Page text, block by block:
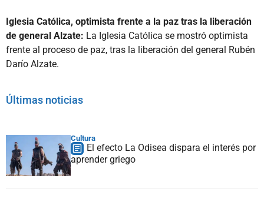
Iglesia Católica, optimista frente a la paz tras la liberación
de general Alzate: La Iglesia Católica se mostró optimista
frente al proceso de paz, tras la liberación del general Rubén
Darío Alzate.
Últimas noticias
Cultura
El efecto La Odisea dispara el interés por
aprender griego